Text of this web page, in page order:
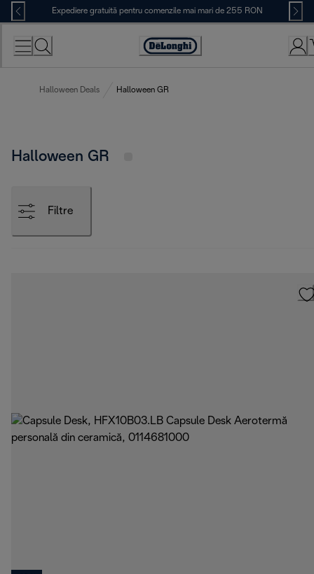
Skip
to
Content
Expediere gratuită pentru comenzile mai mari de 255 RON
Accessibility
Halloween Deals Halloween GR
Halloween GR
Filtre